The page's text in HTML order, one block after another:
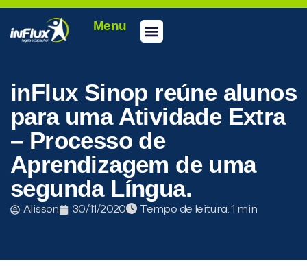
Menu
inFlux Sinop reúne alunos
para uma Atividade Extra
– Processo de
Aprendizagem de uma
segunda Língua.
Alisson 30/11/2020 Tempo de leitura: